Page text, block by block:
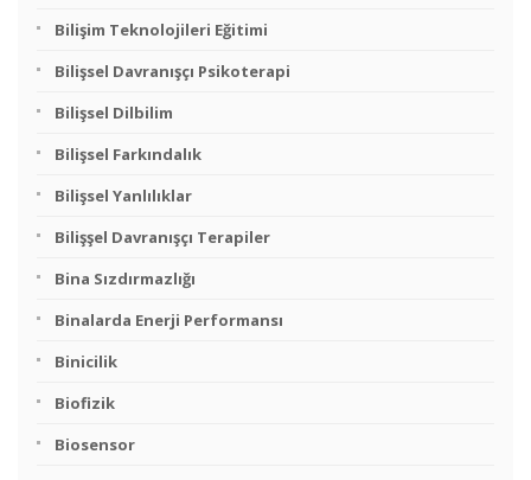
Bilişim Teknolojileri Eğitimi
Bilişsel Davranışçı Psikoterapi
Bilişsel Dilbilim
Bilişsel Farkındalık
Bilişsel Yanlılıklar
Bilişşel Davranışçı Terapiler
Bina Sızdırmazlığı
Binalarda Enerji Performansı
Binicilik
Biofizik
Biosensor